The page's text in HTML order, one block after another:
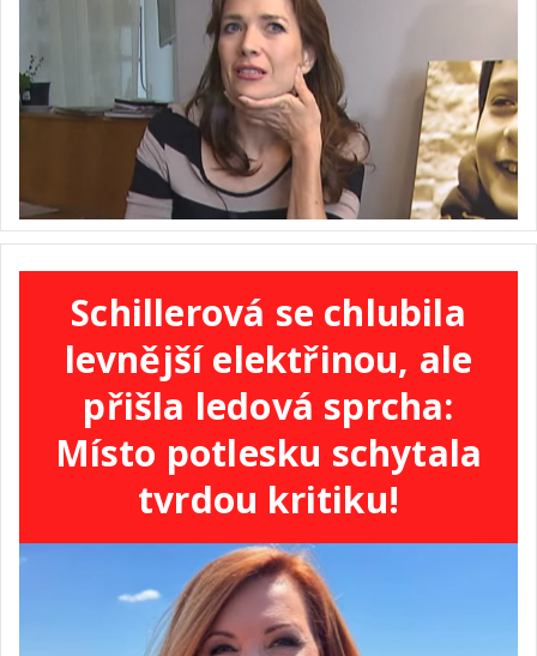
Schillerová se chlubila
levnější elektřinou, ale
přišla ledová sprcha:
Místo potlesku schytala
tvrdou kritiku!